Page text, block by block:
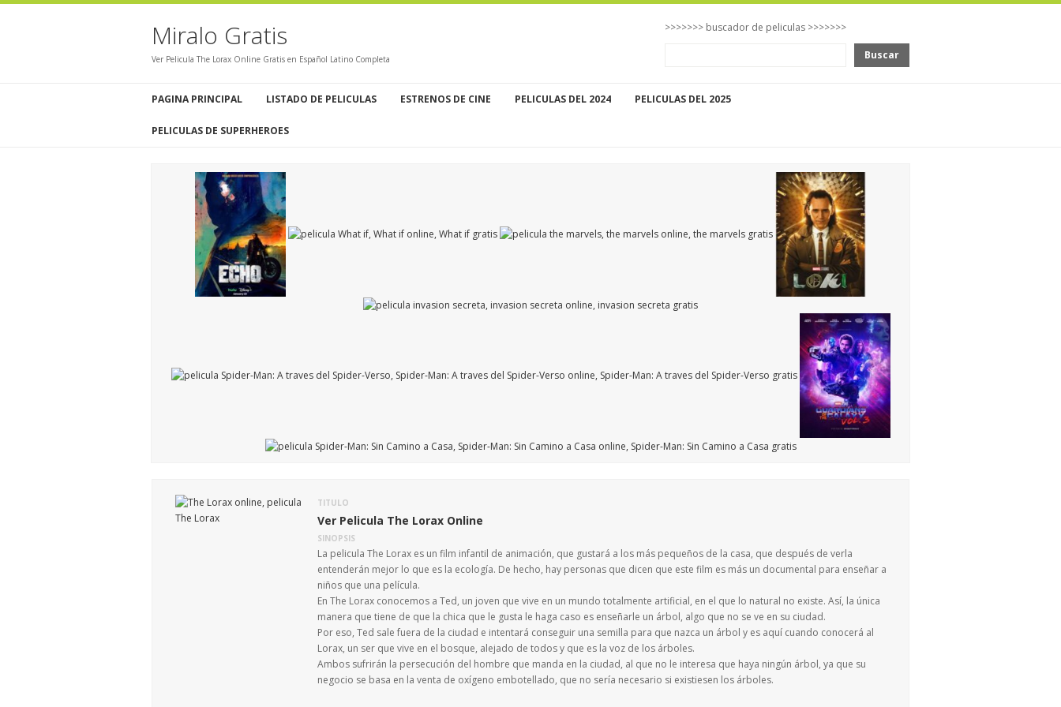
Miralo Gratis
Ver Pelicula The Lorax Online Gratis en Español Latino Completa
>>>>>>> buscador de peliculas >>>>>>>
Buscar
PAGINA PRINCIPAL LISTADO DE PELICULAS ESTRENOS DE CINE PELICULAS DEL 2024 PELICULAS DEL 2025
PELICULAS DE SUPERHEROES
TITULO
Ver Pelicula The Lorax Online
SINOPSIS
La pelicula The Lorax es un film infantil de animación, que gustará a los más pequeños de la casa, que después de verla
entenderán mejor lo que es la ecología. De hecho, hay personas que dicen que este film es más un documental para enseñar a
niños que una película.
En The Lorax conocemos a Ted, un joven que vive en un mundo totalmente artificial, en el que lo natural no existe. Así, la única
manera que tiene de que la chica que le gusta le haga caso es enseñarle un árbol, algo que no se ve en su ciudad.
Por eso, Ted sale fuera de la ciudad e intentará conseguir una semilla para que nazca un árbol y es aquí cuando conocerá al
Lorax, un ser que vive en el bosque, alejado de todos y que es la voz de los árboles.
Ambos sufrirán la persecución del hombre que manda en la ciudad, al que no le interesa que haya ningún árbol, ya que su
negocio se basa en la venta de oxígeno embotellado, que no sería necesario si existiesen los árboles.